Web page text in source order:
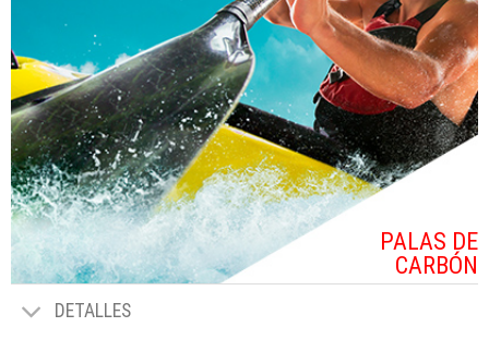
PALAS DE
CARBÓN
DETALLES